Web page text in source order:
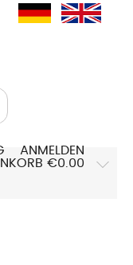
ANMELDEN
€0.00